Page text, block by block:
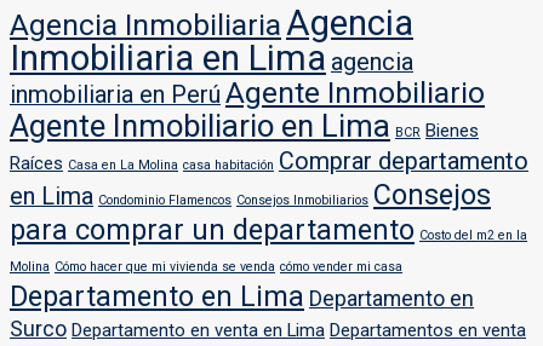
Agencia InmobiliariaAgencia
Inmobiliaria en Lima agencia
inmobiliaria en Perú Agente Inmobiliario
Agente Inmobiliario en Lima BCR Bienes
Raíces Casa en La Molina casa habitación Comprar departamento
en Lima Condominio Flamencos Consejos Inmobiliarios Consejos
para comprar un departamento Costo del m2 en la
Molina Cómo hacer que mi vivienda se venda cómo vender mi casa
Departamento en Lima Departamento en
Surco Departamento en venta en Lima Departamentos en venta